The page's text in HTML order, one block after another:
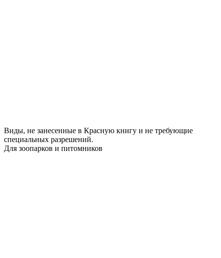
Виды, не занесенные в Красную книгу и не требующие
специальных разрешений.
Для зоопарков и питомников